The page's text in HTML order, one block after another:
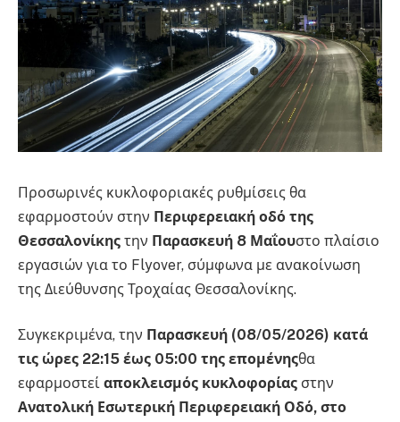
Προσωρινές κυκλοφοριακές ρυθμίσεις θα
εφαρμοστούν στην Περιφερειακή οδό της
Θεσσαλονίκης την Παρασκευή 8 Μαΐουστο πλαίσιο
εργασιών για το Flyover, σύμφωνα με ανακοίνωση
της Διεύθυνσης Τροχαίας Θεσσαλονίκης.
Συγκεκριμένα, την Παρασκευή (08/05/2026) κατά
τις ώρες 22:15 έως 05:00 της επομένηςθα
εφαρμοστεί αποκλεισμός κυκλοφορίας στην
Ανατολική Εσωτερική Περιφερειακή Οδό, στο